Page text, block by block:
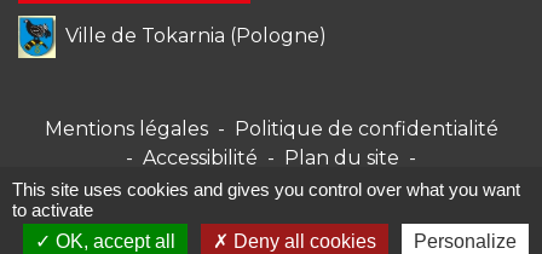
Ville de Tokarnia (Pologne)
Mentions légales -
Politique de confidentialité
- Accessibilité - Plan du site -
Gestion des cookies
Site créé en partenariat avec Réseau des Communes
This site uses cookies and gives you control over what you want
to activate
OK, accept all
Deny all cookies Personalize